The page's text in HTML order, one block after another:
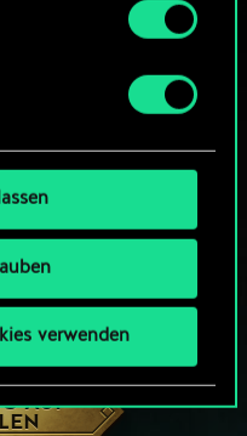
kannst.
verwenden
RUNDE GWENT?
AUF